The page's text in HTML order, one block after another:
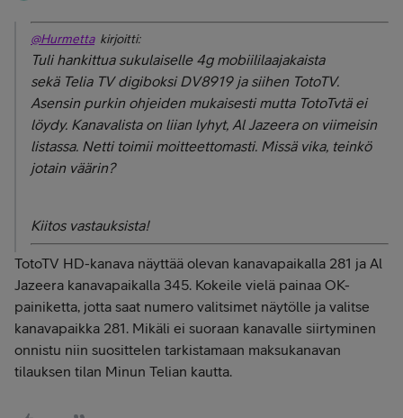
@Hurmettakirjoitti:
Tuli hankittua sukulaiselle 4g mobiililaajakaista
sekä Telia TV digiboksi DV8919 ja siihen TotoTV.
Asensin purkin ohjeiden mukaisesti mutta TotoTvtä ei
löydy. Kanavalista on liian lyhyt, Al Jazeera on viimeisin
listassa. Netti toimii moitteettomasti. Missä vika, teinkö
jotain väärin?
Kiitos vastauksista!
TotoTV HD-kanava näyttää olevan kanavapaikalla 281 ja Al
Jazeera kanavapaikalla 345. Kokeile vielä painaa OK-
painiketta, jotta saat numero valitsimet näytölle ja valitse
kanavapaikka 281. Mikäli ei suoraan kanavalle siirtyminen
onnistu niin suosittelen tarkistamaan maksukanavan
tilauksen tilan Minun Telian kautta.